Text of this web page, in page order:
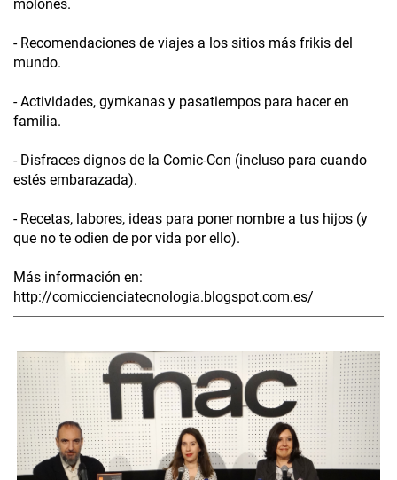
molones.
- Recomendaciones de viajes a los sitios más frikis del
mundo.
- Actividades, gymkanas y pasatiempos para hacer en
familia.
- Disfraces dignos de la Comic-Con (incluso para cuando
estés embarazada).
- Recetas, labores, ideas para poner nombre a tus hijos (y
que no te odien de por vida por ello).
Más información en:
http://comiccienciatecnologia.blogspot.com.es/